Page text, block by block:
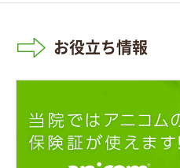
お役立ち情報